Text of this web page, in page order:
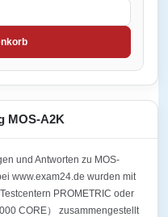
MOS-A2K
und Antworten zu MOS-
www.exam24.de wurden mit
PROMETRIC oder
CORE） zusammengestellt